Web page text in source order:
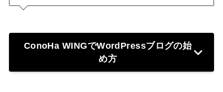
ConoHa WINGでWordPressブログの始
め方